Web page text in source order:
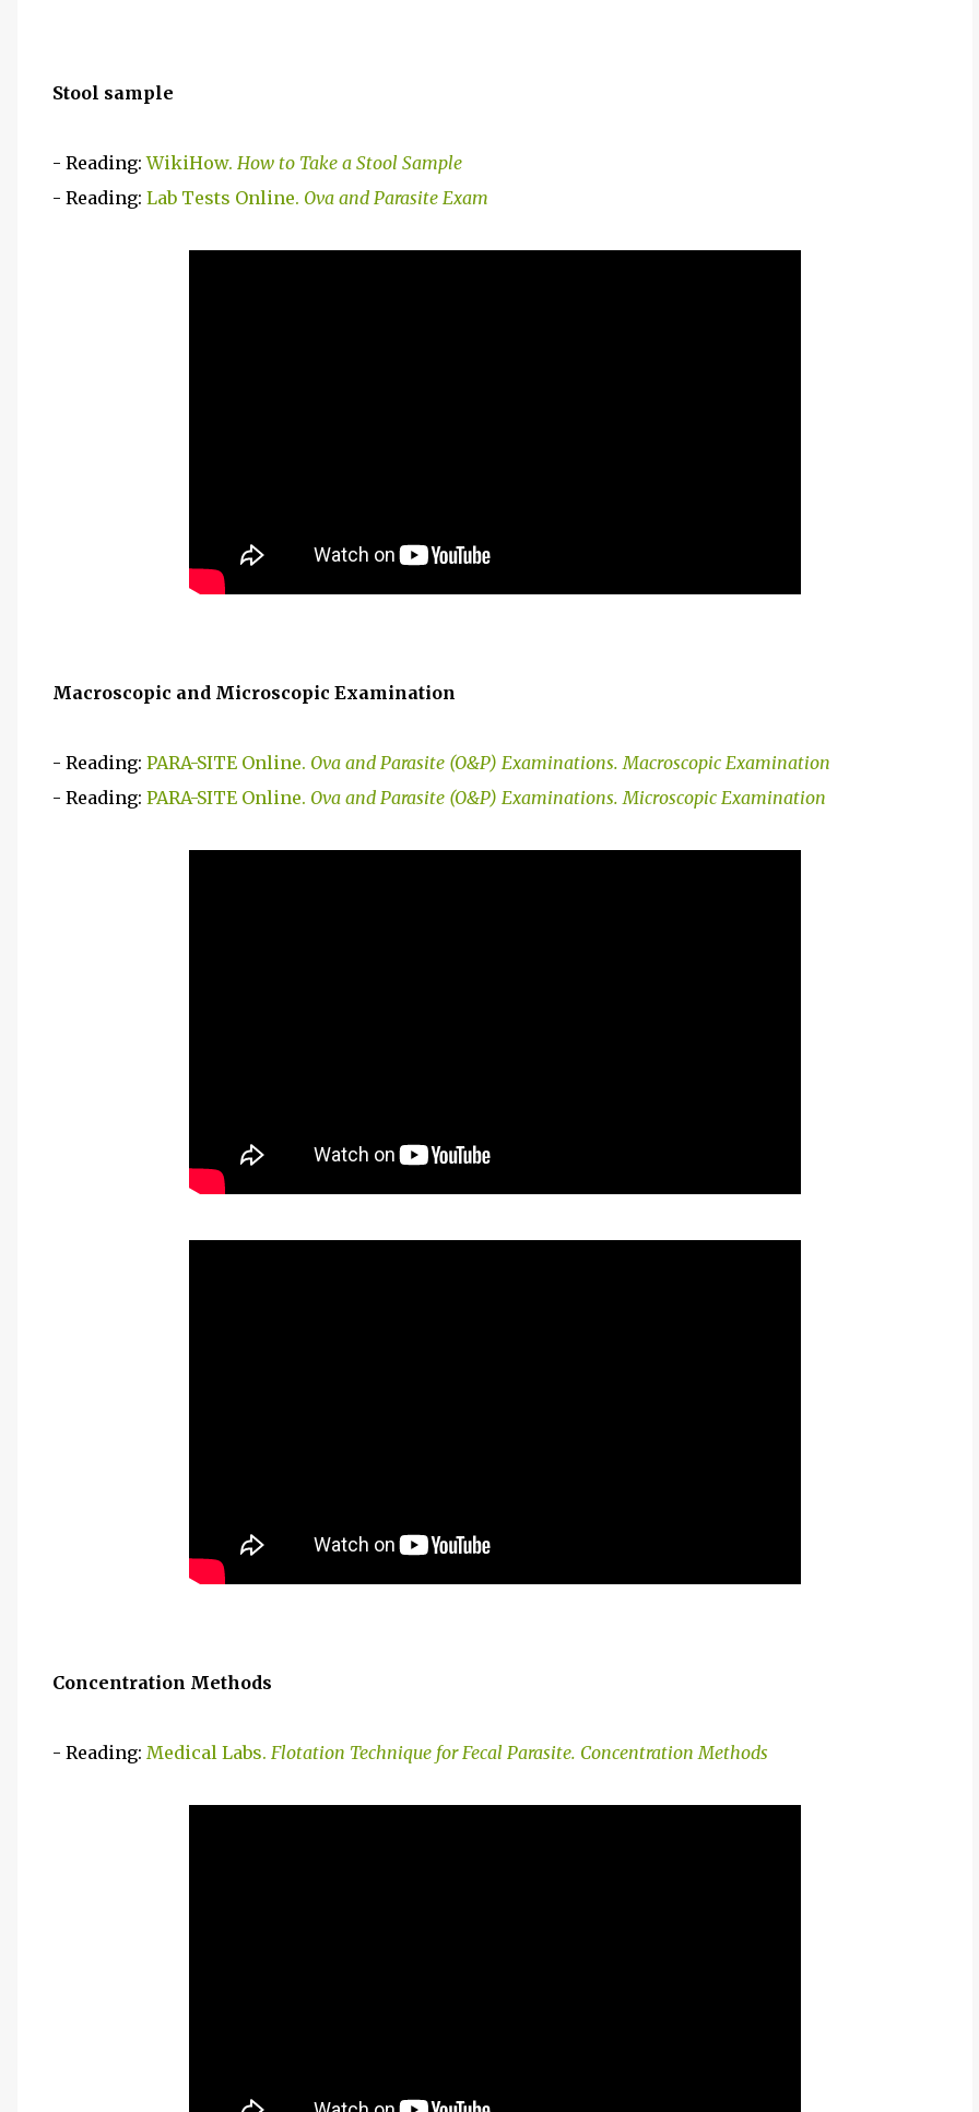
Stool sample
- Reading:WikiHow. How to Take a Stool Sample
- Reading: Lab Tests Online. Ova and Parasite Exam
Macroscopic and Microscopic Examination
- Reading: PARA-SITE Online. Ova and Parasite (O&P) Examinations. Macroscopic Examination
- Reading: PARA-SITE Online. Ova and Parasite (O&P) Examinations. Microscopic Examination
Concentration Methods
- Reading: Medical Labs. Flotation Technique for Fecal Parasite. Concentration Methods